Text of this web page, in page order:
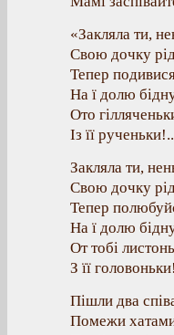
«Закляла ти,
Свою дочку
Тепер
На ї долю
Ото
Із її рученьки!..
Закляла ти,
Свою дочку
Тепер
На ї долю
От тобі
З її
Пішли два
Помежи